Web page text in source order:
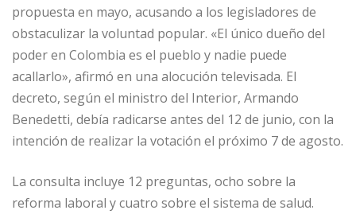
propuesta en mayo, acusando a los legisladores de
obstaculizar la voluntad popular. «El único dueño del
poder en Colombia es el pueblo y nadie puede
acallarlo», afirmó en una alocución televisada. El
decreto, según el ministro del Interior, Armando
Benedetti, debía radicarse antes del 12 de junio, con la
intención de realizar la votación el próximo 7 de agosto.
La consulta incluye 12 preguntas, ocho sobre la
reforma laboral y cuatro sobre el sistema de salud.